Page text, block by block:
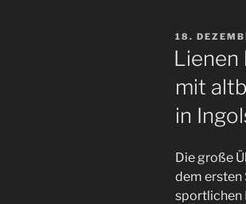
in
der
Corona-
AM
18.
Lienen
mit
in
Die große
dem ersten
sportlichen